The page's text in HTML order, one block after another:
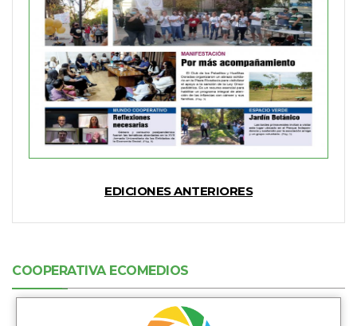
EDICIONES ANTERIORES
COOPERATIVA ECOMEDIOS